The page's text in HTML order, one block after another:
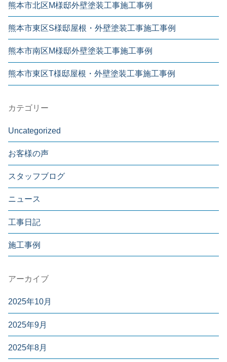
熊本市北区M様邸外壁塗装工事施工事例
熊本市東区S様邸屋根・外壁塗装工事施工事例
熊本市南区M様邸外壁塗装工事施工事例
熊本市東区T様邸屋根・外壁塗装工事施工事例
カテゴリー
Uncategorized
お客様の声
スタッフブログ
ニュース
工事日記
施工事例
アーカイブ
2025年10月
2025年9月
2025年8月